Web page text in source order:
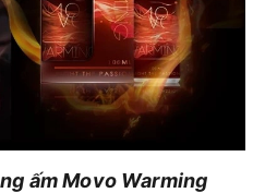
ấm Movo Warming